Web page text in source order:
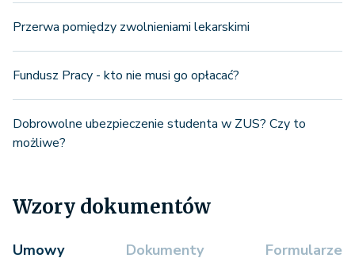
Przerwa pomiędzy zwolnieniami lekarskimi
Fundusz Pracy - kto nie musi go opłacać?
Dobrowolne ubezpieczenie studenta w ZUS? Czy to
możliwe?
Wzory dokumentów
Umowy Dokumenty Formularze